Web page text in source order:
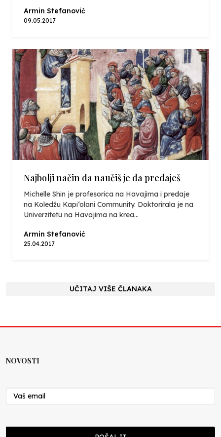
Armin Stefanović
09.05.2017
Najbolji način da naučiš je da predaješ
Michelle Shin je profesorica na Havajima i predaje
na Koledžu Kapi‘olani Community. Doktorirala je na
Univerzitetu na Havajima na krea...
Armin Stefanović
25.04.2017
UČITAJ VIŠE ČLANAKA
NOVOSTI